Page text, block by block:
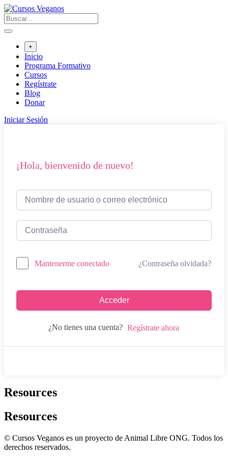
Saltar
al
contenido
+
Inicio
Programa Formativo
Cursos
Regístrate
Blog
Donar
Iniciar Sesión
¡Hola, bienvenido de nuevo!
Mantenerme conectado ¿Contraseña olvidada?
Acceder
¿No tienes una cuenta? Regístrate ahora
Resources
Resources
© Cursos Veganos es un proyecto de Animal Libre ONG. Todos los
derechos reservados.